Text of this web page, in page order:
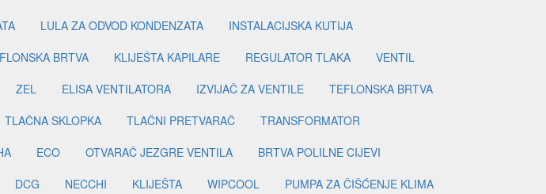
LULA ZA ODVOD KONDENZATA
INSTALACIJSKA KUTIJA
BRTVA KLIJEŠTA KAPILARE REGULATOR TLAKA
VENTIL
ZEL ELISA VENTILATORA IZVIJAČ ZA VENTILE
TEFLONSKA BRTVA
TLAČNA SKLOPKA TLAČNI PRETVARAČ
TRANSFORMATOR
ECO OTVARAČ JEZGRE VENTILA
BRTVA POLILNE CIJEVI
DCG NECCHI KLIJEŠTA WIPCOOL
PUMPA ZA ČIŠĆENJE KLIMA